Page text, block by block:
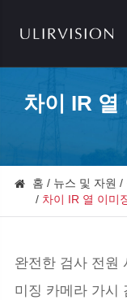
차이 IR 열
홈 뉴스 및 자원
차이 IR 열 이미
완전한 검사 전원
미징 카메라 가시